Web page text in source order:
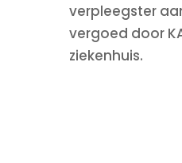
verpleegster
vergoed door
ziekenhuis.